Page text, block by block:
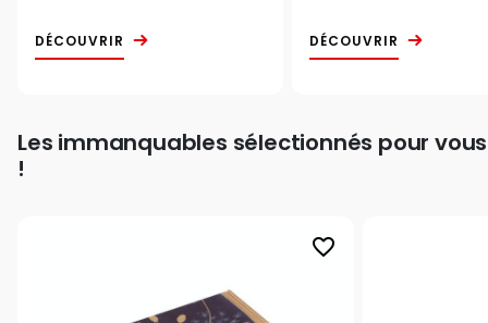
DÉCOUVRIR DÉCOUVRIR
Les immanquables sélectionnés pour vous
!
favorite_border